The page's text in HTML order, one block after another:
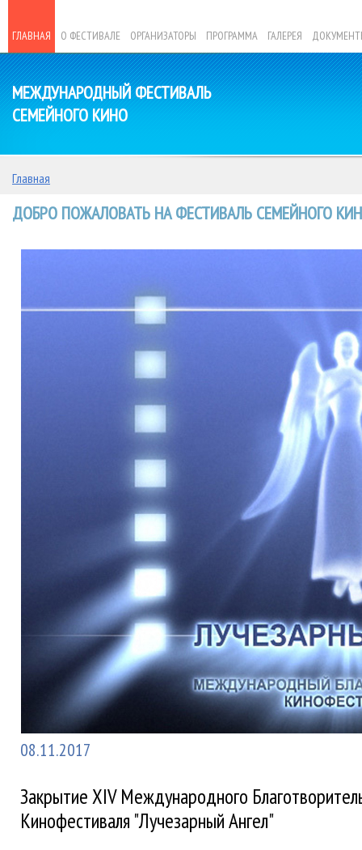
ГЛАВНАЯ О ФЕСТИВАЛЕ ОРГАНИЗАТОРЫ ПРОГРАММА ГАЛЕРЕЯ
МЕЖДУНАРОДНЫЙ ФЕСТИВАЛЬ
СЕМЕЙНОГО КИНО
Главная
ДОБРО ПОЖАЛОВАТЬ НА ФЕСТИВАЛЬ СЕМЕЙНОГО
08.11.2017
Закрытие XIV Международного
Кинофестиваля "Лучезарный Ангел"